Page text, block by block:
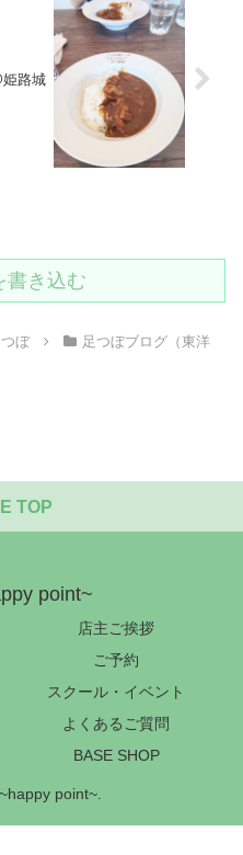
路城
書き込む
つぼ
足つぼブログ（東洋
TOP
point~
店主ご挨拶
ご予約
スクール・イベント
よくあるご質問
BASE SHOP
point~.